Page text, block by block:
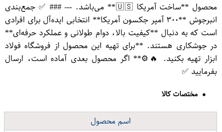
محصول **ساخت آمریکا 🇺🇸** می‌باشد. --- ### ✅ جمع‌بندی
انبرجوش **۳۰۰ آمپر جکسون آمریکا** انتخابی ایده‌آل برای افرادی
است که به دنبال **کیفیت بالا، دوام طولانی و عملکرد حرفه‌ای**
در جوشکاری هستند. **برای تهیه این محصول از فروشگاه فولاد
ابزار تهیه بکنید. 🔥⚙️** اگر محصول بعدی آماده است، ارسال
بفرمایید ✅
مختصات کالا
اسم محصول